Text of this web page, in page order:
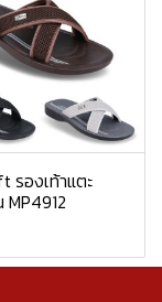
รองเท้าแตะ